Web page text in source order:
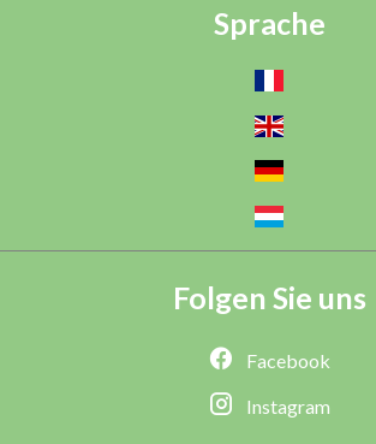
Sprache
Folgen Sie uns
Facebook
Instagram